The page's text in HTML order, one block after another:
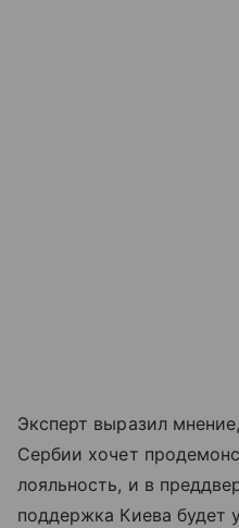
Эксперт выразил
Сербии хочет
лояльность, и в
поддержка Киева будет